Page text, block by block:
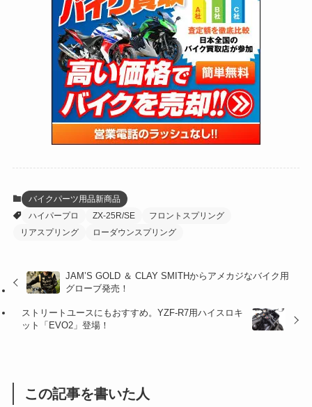
(34)
(5)
(12)
(63)
(109)
(25)
(24)
(47)
(15)
(5)
(62)
(4)
(6)
(17)
(5)
(27)
(131)
(38)
(131)
(167)
(85)
(21)
(61)
(171)
(98)
(13)
(60)
(274)
(171)
(38)
(47)
(59)
(41)
(47)
(141)
(255)
(204)
(23)
(33)
(34)
(35)
(41)
(415)
(16)
(27)
(147)
(13)
(19)
(12)
(16)
(4)
(16)
(1)
バイクパーツ用品新商品
ハイパープロ
ZX-25R/SE
フロントスプリング
リアスプリング
ローダウンスプリング
JAM’S GOLD ＆ CLAY SMITHからアメカジなバイク用
グローブ発売！
ストリートユースにもおすすめ。YZF-R7用ハイスロキ
ット「EVO2」登場！
この記事を書いた人